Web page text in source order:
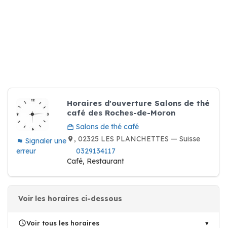
Signaler une
erreur
Horaires d'ouverture Salons de thé
café des Roches-de-Moron
Salons de thé café
, 02325 LES PLANCHETTES — Suisse
0329134117
Café, Restaurant
Voir les horaires ci-dessous
Voir tous les horaires